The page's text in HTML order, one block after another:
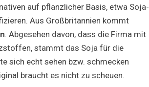
auf pflanzlicher Basis, etwa Soja-
Aus Großbritannien kommt
. Abgesehen davon, dass die Firma mit
stammt das Soja für die
sich echt sehen bzw. schmecken
braucht es nicht zu scheuen.